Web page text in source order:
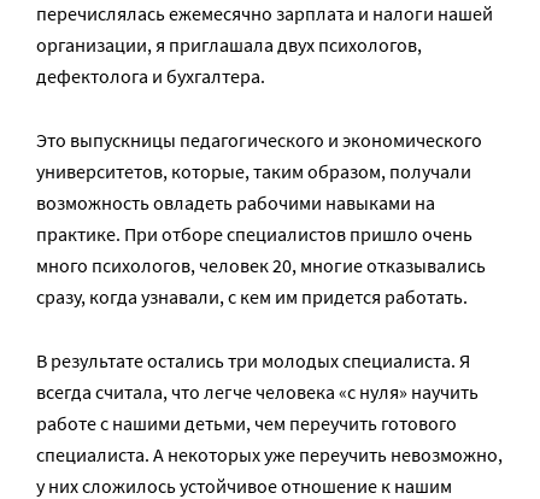
перечислялась ежемесячно зарплата и налоги нашей
организации, я приглашала двух психологов,
дефектолога и бухгалтера.
Это выпускницы педагогического и экономического
университетов, которые, таким образом, получали
возможность овладеть рабочими навыками на
практике. При отборе специалистов пришло очень
много психологов, человек 20, многие отказывались
сразу, когда узнавали, с кем им придется работать.
В результате остались три молодых специалиста. Я
всегда считала, что легче человека «с нуля» научить
работе с нашими детьми, чем переучить готового
специалиста. А некоторых уже переучить невозможно,
у них сложилось устойчивое отношение к нашим